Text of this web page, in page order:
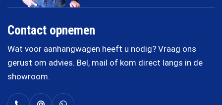
Contact opnemen
Wat voor aanhangwagen heeft u nodig? Vraag ons
gerust om advies. Bel, mail of kom direct langs in de
showroom.